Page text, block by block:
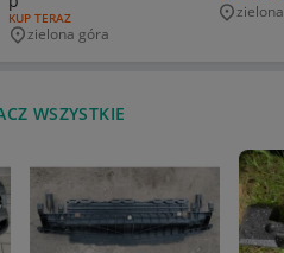
RODZAJ OFERTY:
KUP TERAZ
Miejscowość
zielona góra
WSZYSTKIE